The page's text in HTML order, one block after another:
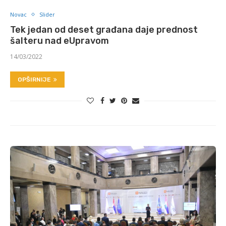
Novac Slider
Tek jedan od deset građana daje prednost
šalteru nad eUpravom
14/03/2022
OPŠIRNIJE